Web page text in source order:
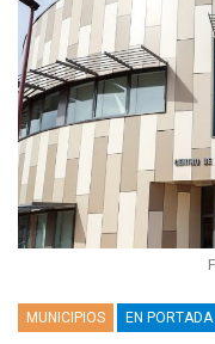
MUNICIPIOS EN PORTADA